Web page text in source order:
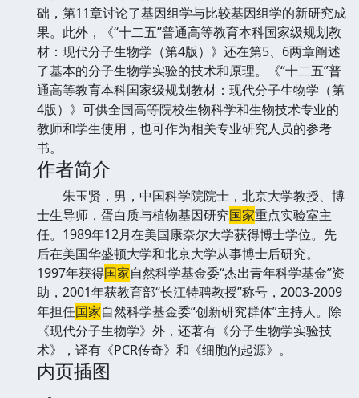
础，第11章讨论了基因组学与比较基因组学的新研究成
果。此外，《“十二五”普通高等教育本科国家级规划教
材：现代分子生物学（第4版）》还在第5、6两章阐述
了基本的分子生物学实验的技术和原理。《“十二五”普
通高等教育本科国家级规划教材：现代分子生物学（第
4版）》可供全国高等院校生物科学和生物技术专业的
教师和学生使用，也可作为相关专业研究人员的参考
书。
作者简介
朱玉贤，男，中国科学院院士，北京大学教授、博
士生导师，蛋白质与植物基因研究国家重点实验室主
任。1989年12月在美国康奈尔大学获得博士学位。先
后在美国华盛顿大学和北京大学从事博士后研究。
1997年获得国家自然科学基金委“杰出青年科学基金”资
助，2001年获教育部“长江特聘教授”称号，2003-2009
年担任国家自然科学基金委“创新研究群体”主持人。除
《现代分子生物学》外，还著有《分子生物学实验技
术》，译有《PCR传奇》和《细胞的起源》。
内页插图